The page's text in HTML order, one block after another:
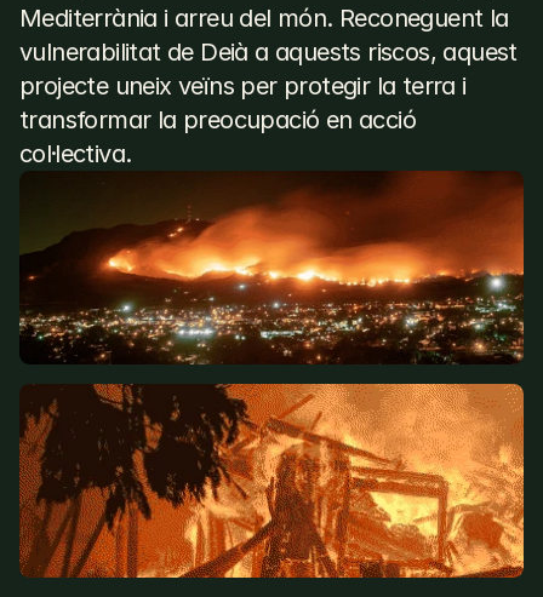
Mediterrània i arreu del món. Reconeguent la
vulnerabilitat de Deià a aquests riscos, aquest
projecte uneix veïns per protegir la terra i
transformar la preocupació en acció
col·lectiva.